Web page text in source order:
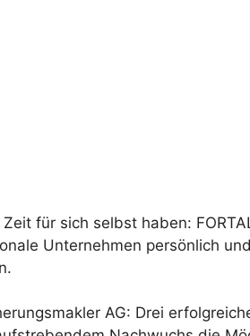
für sich selbst haben:
Unternehmen persönlich
AG: Drei